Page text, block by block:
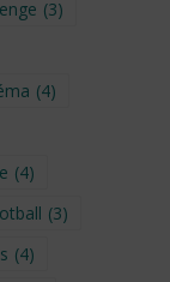
(3)
(4)
(4)
(3)
(4)